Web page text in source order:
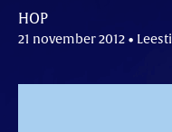
HOP
21 november 2012 •